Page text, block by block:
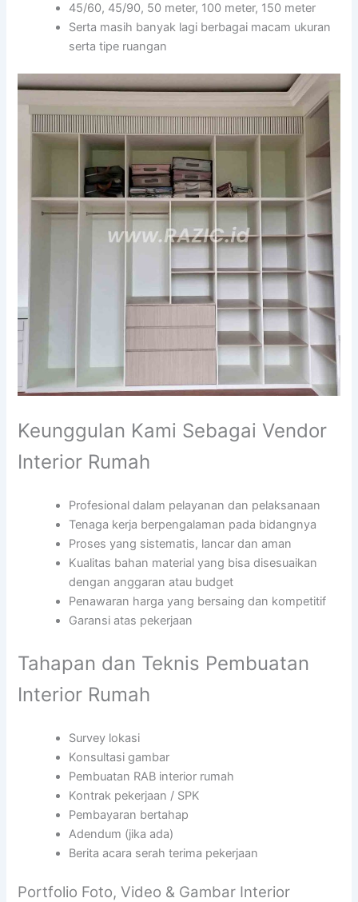
45/60, 45/90, 50 meter, 100 meter, 150 meter
Serta masih banyak lagi berbagai macam ukuran
serta tipe ruangan
Keunggulan Kami Sebagai Vendor
Interior Rumah
Profesional dalam pelayanan dan pelaksanaan
Tenaga kerja berpengalaman pada bidangnya
Proses yang sistematis, lancar dan aman
Kualitas bahan material yang bisa disesuaikan
dengan anggaran atau budget
Penawaran harga yang bersaing dan kompetitif
Garansi atas pekerjaan
Tahapan dan Teknis Pembuatan
Interior Rumah
Survey lokasi
Konsultasi gambar
Pembuatan RAB interior rumah
Kontrak pekerjaan / SPK
Pembayaran bertahap
Adendum (jika ada)
Berita acara serah terima pekerjaan
Portfolio Foto, Video & Gambar Interior